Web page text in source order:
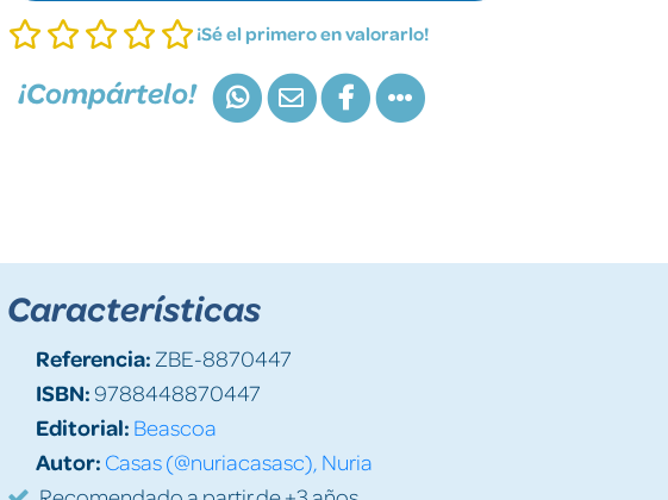
¡Sé el primero en valorarlo!
¡Compártelo!
Características
Referencia: ZBE-8870447
ISBN:9788448870447
Editorial: Beascoa
Autor: Casas (@nuriacasasc), Nuria